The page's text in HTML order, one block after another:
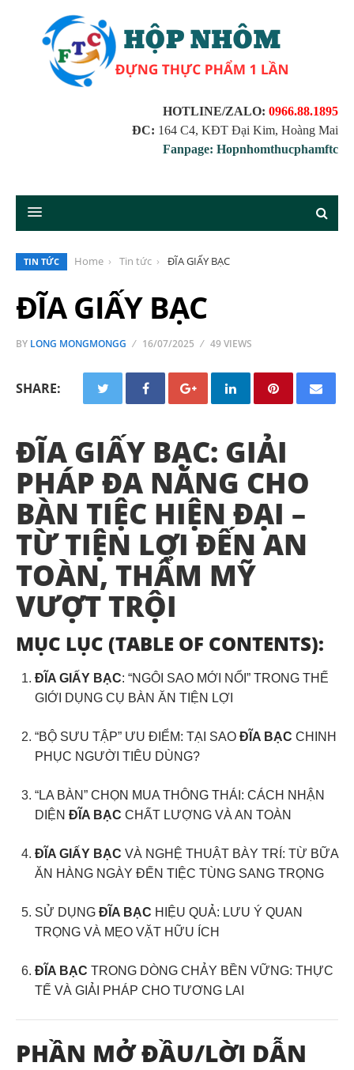
HOTLINE/ZALO: 0966.88.1895
ĐC: 164 C4, KĐT Đại Kim, Hoàng Mai
Fanpage: Hopnhomthucphamftc
TIN TỨC Home Tin tức ĐĨA GIẤY BẠC
ĐĨA GIẤY BẠC
BY LONG MONGMONGG 16/07/2025 49 VIEWS
SHARE:
ĐĨA GIẤY BẠC: GIẢI
PHÁP ĐA NĂNG CHO
BÀN TIỆC HIỆN ĐẠI –
TỪ TIỆN LỢI ĐẾN AN
TOÀN, THẨM MỸ
VƯỢT TRỘI
MỤC LỤC (TABLE OF CONTENTS):
ĐĨA GIẤY BẠC: “NGÔI SAO MỚI NỔI” TRONG THẾ
GIỚI DỤNG CỤ BÀN ĂN TIỆN LỢI
“BỘ SƯU TẬP” ƯU ĐIỂM: TẠI SAO ĐĨA BẠC CHINH
PHỤC NGƯỜI TIÊU DÙNG?
“LA BÀN” CHỌN MUA THÔNG THÁI: CÁCH NHẬN
DIỆN ĐĨA BẠC CHẤT LƯỢNG VÀ AN TOÀN
ĐĨA GIẤY BẠC VÀ NGHỆ THUẬT BÀY TRÍ: TỪ BỮA
ĂN HÀNG NGÀY ĐẾN TIỆC TÙNG SANG TRỌNG
SỬ DỤNG ĐĨA BẠC HIỆU QUẢ: LƯU Ý QUAN
TRỌNG VÀ MẸO VẶT HỮU ÍCH
ĐĨA BẠC TRONG DÒNG CHẢY BỀN VỮNG: THỰC
TẾ VÀ GIẢI PHÁP CHO TƯƠNG LAI
PHẦN MỞ ĐẦU/LỜI DẪN